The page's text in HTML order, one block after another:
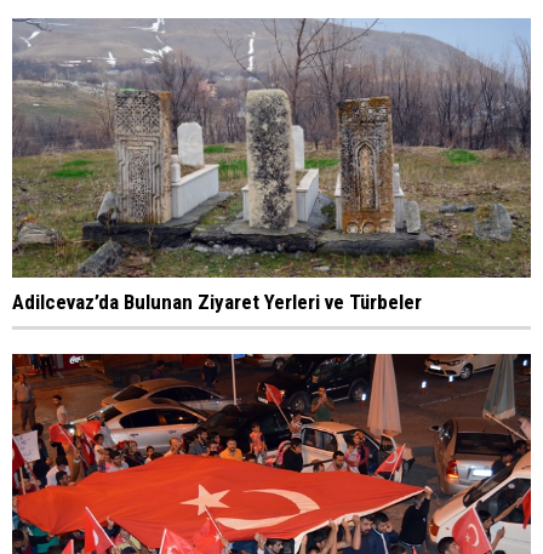
Adilcevaz’da Bulunan Ziyaret Yerleri ve Türbeler